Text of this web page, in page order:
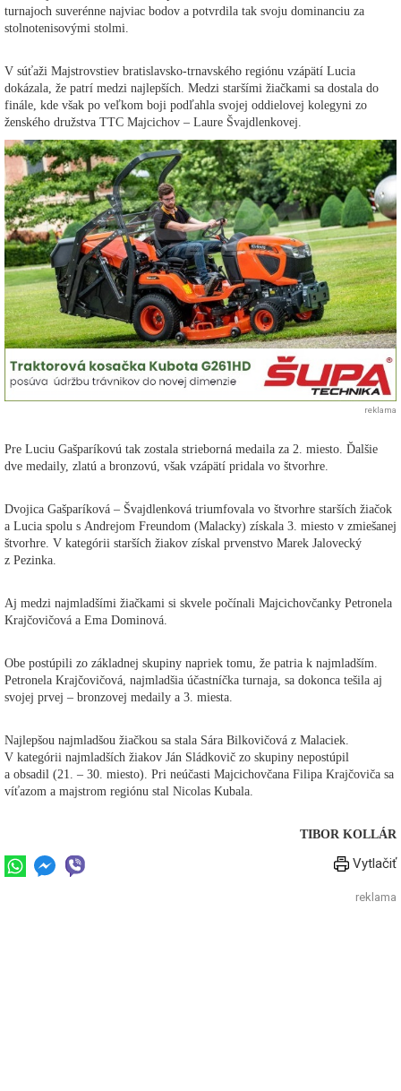
turnajoch suverénne najviac bodov a potvrdila tak svoju dominanciu za
stolnotenisovými stolmi.
V súťaži Majstrovstiev bratislavsko-trnavského regiónu vzápätí Lucia
dokázala, že patrí medzi najlepších. Medzi staršími žiačkami sa dostala do
finále, kde však po veľkom boji podľahla svojej oddielovej kolegyni zo
ženského družstva TTC Majcichov – Laure Švajdlenkovej.
reklama
Pre Luciu Gašparíkovú tak zostala strieborná medaila za 2. miesto. Ďalšie
dve medaily, zlatú a bronzovú, však vzápätí pridala vo štvorhre.
Dvojica Gašparíková – Švajdlenková triumfovala vo štvorhre starších žiačok
a Lucia spolu s Andrejom Freundom (Malacky) získala 3. miesto v zmiešanej
štvorhre. V kategórii starších žiakov získal prvenstvo Marek Jalovecký
z Pezinka.
Aj medzi najmladšími žiačkami si skvele počínali Majcichovčanky Petronela
Krajčovičová a Ema Dominová.
Obe postúpili zo základnej skupiny napriek tomu, že patria k najmladším.
Petronela Krajčovičová, najmladšia účastníčka turnaja, sa dokonca tešila aj
svojej prvej – bronzovej medaily a 3. miesta.
Najlepšou najmladšou žiačkou sa stala Sára Bilkovičová z Malaciek.
V kategórii najmladších žiakov Ján Sládkovič zo skupiny nepostúpil
a obsadil (21. – 30. miesto). Pri neúčasti Majcichovčana Filipa Krajčoviča sa
víťazom a majstrom regiónu stal Nicolas Kubala.
TIBOR KOLLÁR
Vytlačiť
reklama